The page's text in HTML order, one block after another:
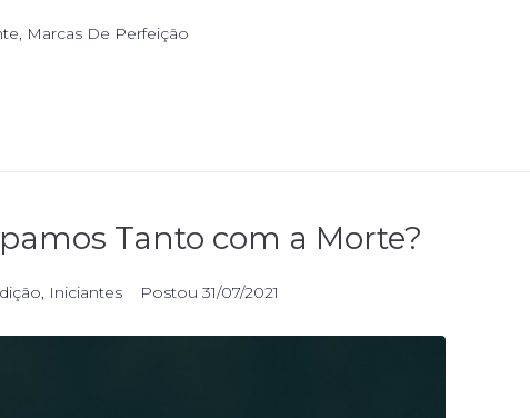
, Marcas De Perfeição
Tanto com a Morte?
, Iniciantes Postou 31/07/2021